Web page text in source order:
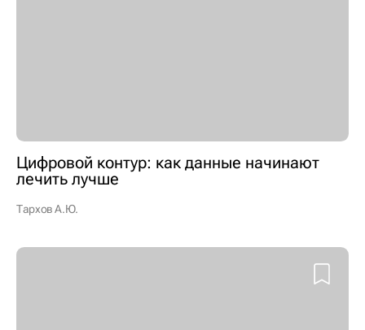
Цифровой контур: как данные начинают
лечить лучше
Тархов А.Ю.